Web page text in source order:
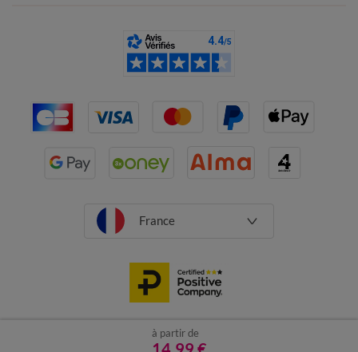
à partir de
France
Données personnelles